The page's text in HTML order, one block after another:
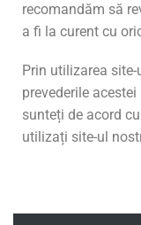
recomandăm să
a fi la curent cu
Prin utilizarea
prevederile
sunteți de acord
utilizați site-ul